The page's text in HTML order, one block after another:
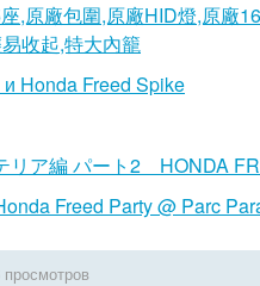
,原廠包圍,原廠HID燈,原廠
收起,特大內籠
Honda Freed Spike
ア編 パート2 HONDA
Freed Party @ Parc
просмотров